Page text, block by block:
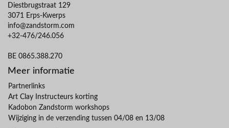
Diestbrugstraat 129
3071 Erps-Kwerps
info@zandstorm.com
+32-476/246.056
BE 0865.388.270
Meer informatie
Partnerlinks
Art Clay Instructeurs korting
Kadobon Zandstorm workshops
Wijziging in de verzending tussen 04/08 en 13/08